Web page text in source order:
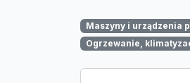
Maszyny i urządzenia
Ogrzewanie,